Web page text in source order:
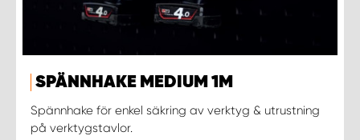
SPÄNNHAKE MEDIUM 1M
Spännhake för enkel säkring av verktyg & utrustning
på verktygstavlor.